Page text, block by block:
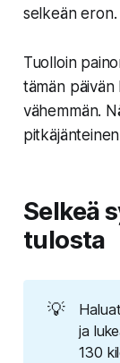
selkeän eron.
Tuolloin
tämän päivän
vähemmän.
Selkeä
tulosta
💡
ja
130